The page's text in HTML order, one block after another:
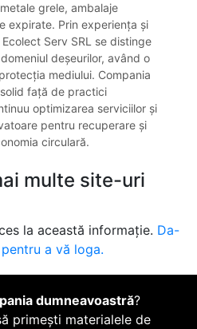
grele, ambalaje
expirate. Prin experiența și
Serv SRL se distinge
deșeurilor, având o
mediului. Compania
față de practici
optimizarea serviciilor și
pentru recuperare și
circulară.
multe site-uri
la această informație. Da-
a vă loga.
dumneavoastră?
primești materialele de